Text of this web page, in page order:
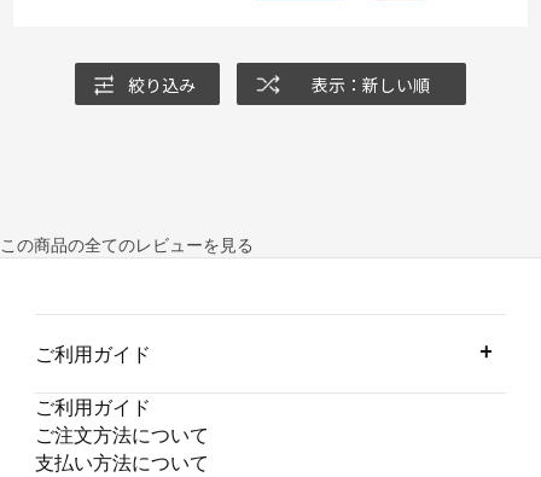
絞り込み 表示：新しい順
この商品の全てのレビューを見る
ご利用ガイド
ご利用ガイド
ご注文方法について
支払い方法について